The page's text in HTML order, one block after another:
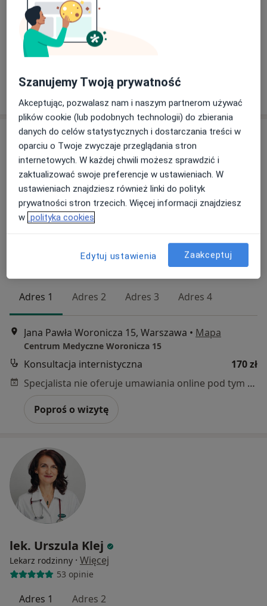
ul. Porajów 3A, Warszawa
Centrum Medyczne Warszawa ul. Porajów 3A
Konsultacja lekarza rodzinnego
Poproś o wizytę
Bezpieczne płatności
Lekarz rodzinny, Lekarz pierwszego kontaktu·Więcej
Adres 1 Adres 2 Adres 3 Adres 4
Jana Pawła Woronicza 15, Warszawa • Mapa
Centrum Medyczne Woronicza 15
Konsultacja internistyczna
170 zł
Specjalista nie oferuje umawiania online pod tym adresem.
Poproś o wizytę
lek. Urszula Klej
Lekarz rodzinny · Więcej
53 opinie
Adres 1 Adres 2
Szanujemy Twoją prywatność
Akceptując, pozwalasz nam i naszym partnerom używać
plików cookie (lub podobnych technologii) do zbierania
danych do celów statystycznych i dostarczania treści w
oparciu o Twoje zwyczaje przeglądania stron
internetowych. W każdej chwili możesz sprawdzić i
zaktualizować swoje preferencje w ustawieniach. W
ustawieniach znajdziesz również linki do polityk
prywatności stron trzecich. Więcej informacji znajdziesz
w polityka cookies
Edytuj ustawienia Zaakceptuj